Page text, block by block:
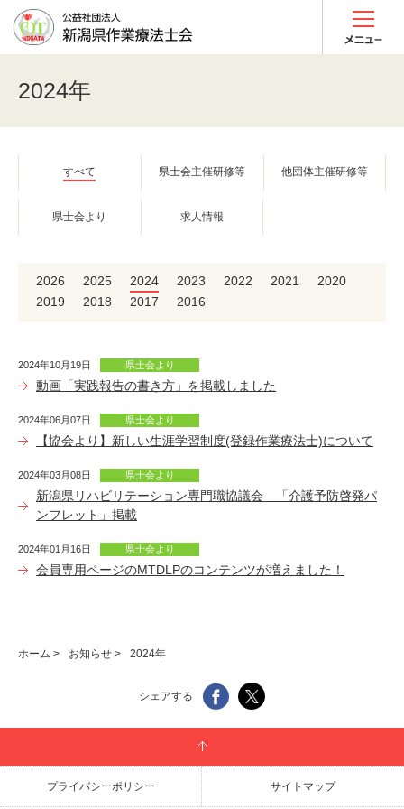
2024年
すべて 県士会主催研修等 他団体主催研修等
県士会より 求人情報
2026 2025 2024 2023 2022 2021
2020
2019
2018 2017 2016
2024年10月19日 県士会より
動画「実践報告の書き方」を掲載しました
2024年06月07日 県士会より
【協会より】新しい生涯学習制度(登録作業療法士)について
2024年03月08日 県士会より
新潟県リハビリテーション専門職協議会 「介護予防啓発パ
ンフレット」掲載
2024年01月16日 県士会より
会員専用ページのMTDLPのコンテンツが増えました！
ホーム > お知らせ > 2024年
シェアする
プライバシーポリシー サイトマップ